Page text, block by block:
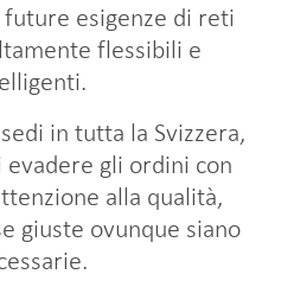
esigenze di reti
flessibili e
in tutta la Svizzera,
evadere gli ordini con
alla qualità,
giuste ovunque siano